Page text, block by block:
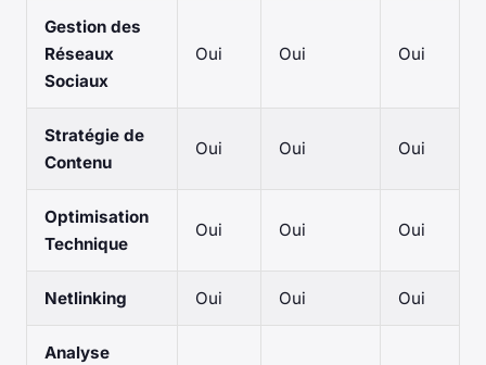
Gestion des
Réseaux
Sociaux
Oui Oui Oui
Stratégie de
Contenu
Oui Oui Oui
Optimisation
Technique
Oui Oui Oui
Netlinking Oui Oui Oui
Analyse